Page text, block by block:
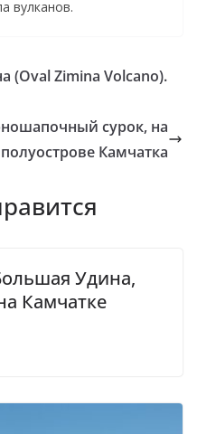
вулканов.
(Oval Zimina Volcano).
сурок, на
полуострове Камчатка
Удина,
Камчатке